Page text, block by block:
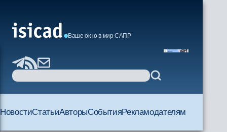
Ваше окно в мир САПР
НовостиСтатьиАвторыСобытияРекламодателям